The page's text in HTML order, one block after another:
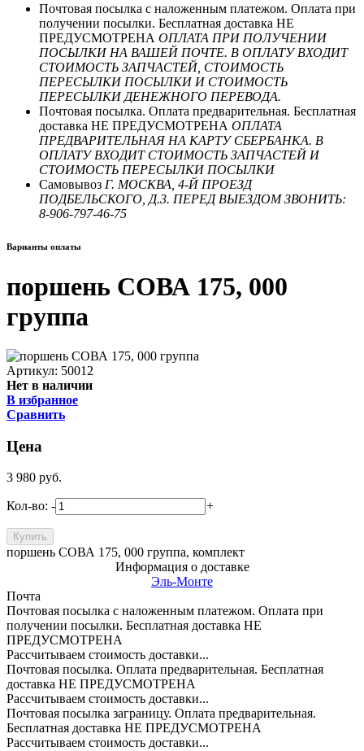
Почтовая посылка с наложенным платежом. Оплата при
получении посылки. Бесплатная доставка НЕ
ПРЕДУСМОТРЕНА ОПЛАТА ПРИ ПОЛУЧЕНИИ
ПОСЫЛКИ НА ВАШЕЙ ПОЧТЕ. В ОПЛАТУ ВХОДИТ
СТОИМОСТЬ ЗАПЧАСТЕЙ, СТОИМОСТЬ
ПЕРЕСЫЛКИ ПОСЫЛКИ И СТОИМОСТЬ
ПЕРЕСЫЛКИ ДЕНЕЖНОГО ПЕРЕВОДА.
Почтовая посылка. Оплата предварительная. Бесплатная
доставка НЕ ПРЕДУСМОТРЕНА ОПЛАТА
ПРЕДВАРИТЕЛЬНАЯ НА КАРТУ СБЕРБАНКА. В
ОПЛАТУ ВХОДИТ СТОИМОСТЬ ЗАПЧАСТЕЙ И
СТОИМОСТЬ ПЕРЕСЫЛКИ ПОСЫЛКИ
Самовывоз Г. МОСКВА, 4-Й ПРОЕЗД
ПОДБЕЛЬСКОГО, Д.3. ПЕРЕД ВЫЕЗДОМ ЗВОНИТЬ:
8-906-797-46-75
Варианты оплаты
поршень СОВА 175, 000
группа
Артикул: 50012
Нет в наличии
В избранное
Сравнить
Цена
3 980 руб.
Кол-во: - +
поршень СОВА 175, 000 группа, комплект
Информация о доставке
Эль-Монте
Почта
Почтовая посылка с наложенным платежом. Оплата при
получении посылки. Бесплатная доставка НЕ
ПРЕДУСМОТРЕНА
Рассчитываем стоимость доставки...
Почтовая посылка. Оплата предварительная. Бесплатная
доставка НЕ ПРЕДУСМОТРЕНА
Рассчитываем стоимость доставки...
Почтовая посылка заграницу. Оплата предварительная.
Бесплатная доставка НЕ ПРЕДУСМОТРЕНА
Рассчитываем стоимость доставки...